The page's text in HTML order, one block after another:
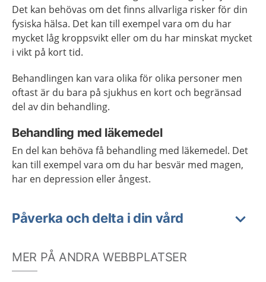
Det kan behövas om det finns allvarliga risker för din
fysiska hälsa. Det kan till exempel vara om du har
mycket låg kroppsvikt eller om du har minskat mycket
i vikt på kort tid.
Behandlingen kan vara olika för olika personer men
oftast är du bara på sjukhus en kort och begränsad
del av din behandling.
Behandling med läkemedel
En del kan behöva få behandling med läkemedel. Det
kan till exempel vara om du har besvär med magen,
har en depression eller ångest.
Påverka och delta i din vård
MER PÅ ANDRA WEBBPLATSER